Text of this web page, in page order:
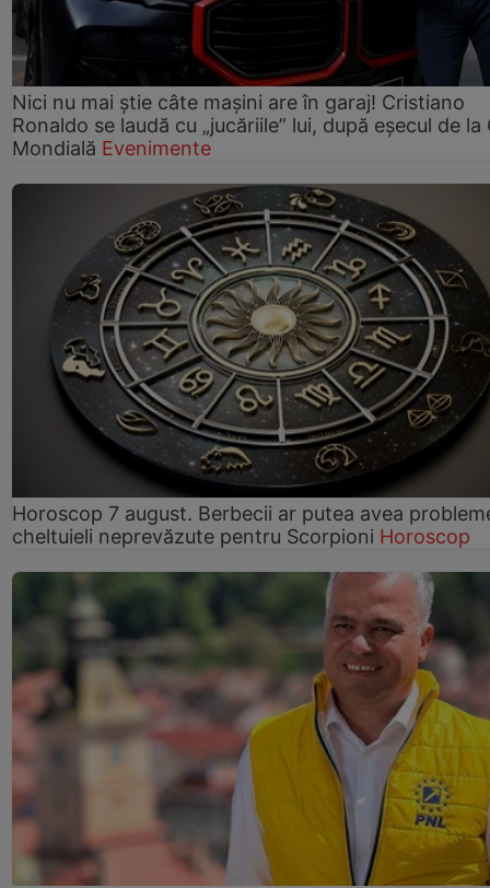
Nici nu mai știe câte mașini are în garaj! Cristiano
Ronaldo se laudă cu „jucăriile” lui, după eșecul de la
Mondială Evenimente
Horoscop 7 august. Berbecii ar putea avea
cheltuieli neprevăzute pentru Scorpioni Horoscop